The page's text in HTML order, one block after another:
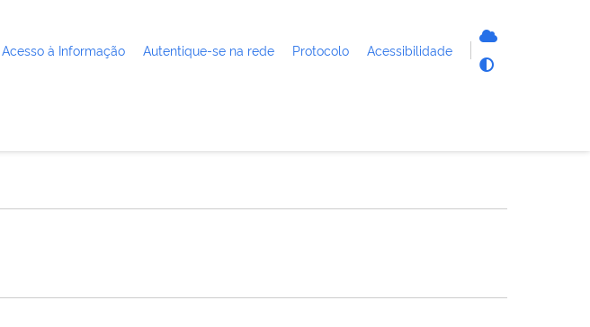
Acesso à Informação Autentique-se na rede Protocolo Acessibilidade